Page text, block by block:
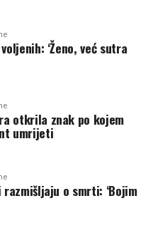
‘Ženo, već sutra
otkrila znak po kojem
umrijeti
o smrti: ‘Bojim